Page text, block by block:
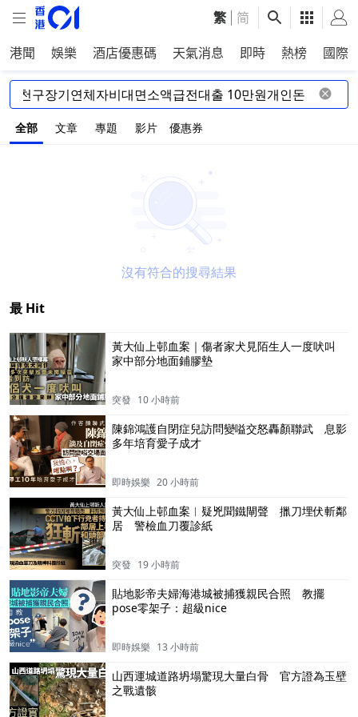
繁 简
港聞 娛樂 酒店優惠碼 天氣消息 即時 熱榜 國際